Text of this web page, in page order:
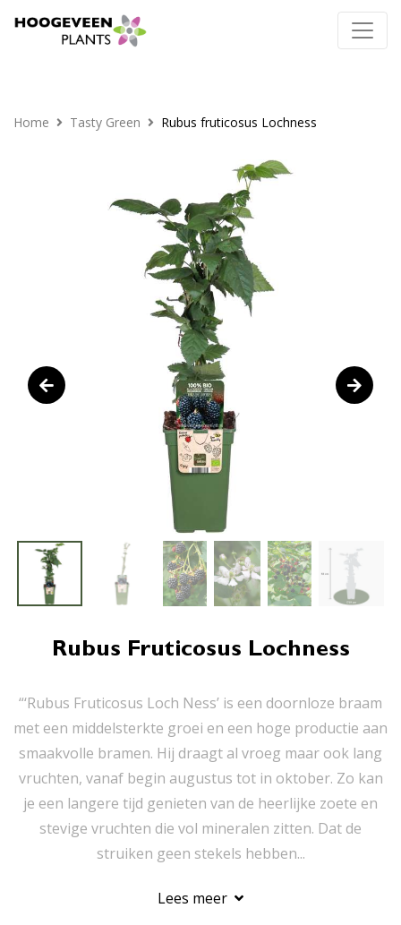
Home Tasty Green Rubus fruticosus Lochness
Rubus Fruticosus Lochness
“‘Rubus Fruticosus Loch Ness’ is een doornloze braam
met een middelsterkte groei en een hoge productie aan
smaakvolle bramen. Hij draagt al vroeg maar ook lang
vruchten, vanaf begin augustus tot in oktober. Zo kan
je een langere tijd genieten van de heerlijke zoete en
stevige vruchten die vol mineralen zitten. Dat de
struiken geen stekels hebben...
Lees meer